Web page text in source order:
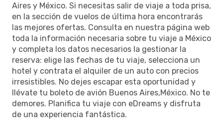
Aires y México. Si necesitas salir de viaje a toda prisa,
en la sección de vuelos de última hora encontrarás
las mejores ofertas. Consulta en nuestra página web
toda la información necesaria sobre tu viaje a México
y completa los datos necesarios la gestionar la
reserva: elige las fechas de tu viaje, selecciona un
hotel y contrata el alquiler de un auto con precios
irresistibles. No dejes escapar esta oportunidad y
llévate tu boleto de avión Buenos Aires,México. No te
demores. Planifica tu viaje con eDreams y disfruta
de una experiencia fantástica.